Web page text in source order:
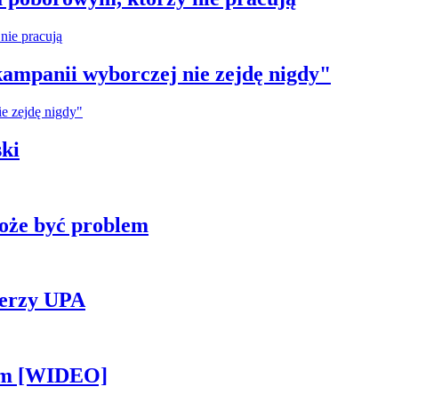
wyborczej nie zejdę nigdy"
być problem
UPA
[WIDEO]